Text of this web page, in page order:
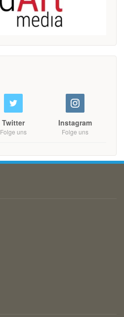
Twitter
Folge uns
Instagram
Folge uns